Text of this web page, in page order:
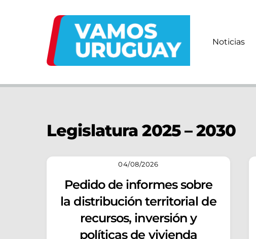
Noticias
Legislatura 2025 – 2030
04/08/2026
Pedido de informes sobre
la distribución territorial de
recursos, inversión y
políticas de vivienda